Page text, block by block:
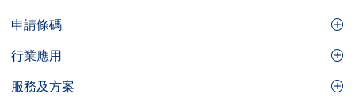
Footer
Site
Menu
申請條碼
GS1條碼
行業應用
食品及餐飲服務
服務及方案